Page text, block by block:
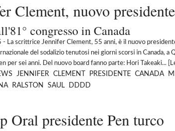
Clement, nuovo
congresso in Canada
- La scrittrice Jennifer Clement, 55 anni, è il nuovo
del sodalizio tenutosi nei giorni scorsi in Canada, a
per sei anni. Del nuovo board fanno parte: Hori Takeaki... [
JENNIFER CLEMENT PRESIDENTE CANADA
RALSTON SAUL DDDD
Oral presidente Pen turco